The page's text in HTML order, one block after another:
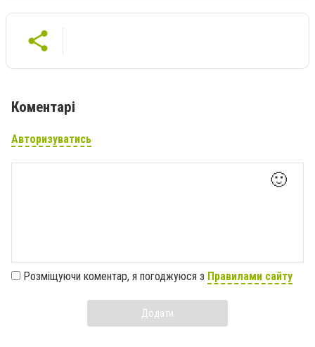
Коментарі
Авторизуватись
🙂
Розміщуючи коментар, я погоджуюся з Правилами сайту
Додати